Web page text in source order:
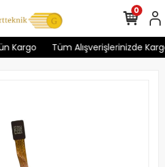
Kargo Tüm Alışverişlerinizde
0